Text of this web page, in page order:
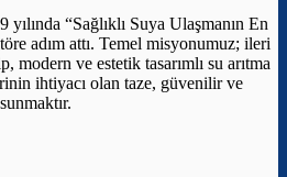
yılında “Sağlıklı Suya Ulaşmanın En
adım attı. Temel misyonumuz; ileri
modern ve estetik tasarımlı su arıtma
ihtiyacı olan taze, güvenilir ve